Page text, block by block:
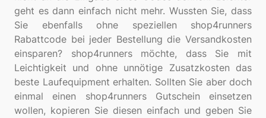
geht es dann einfach nicht mehr. Wussten Sie, dass
Sie ebenfalls ohne speziellen shop4runners
Rabattcode bei jeder Bestellung die Versandkosten
einsparen? shop4runners möchte, dass Sie mit
Leichtigkeit und ohne unnötige Zusatzkosten das
beste Laufequipment erhalten. Sollten Sie aber doch
einmal einen shop4runners Gutschein einsetzen
wollen, kopieren Sie diesen einfach und geben Sie